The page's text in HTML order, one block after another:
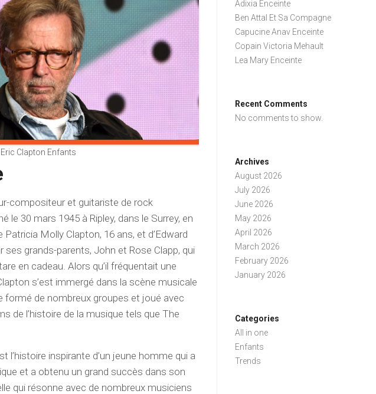
Eric Clapton Enfants
compositeur et guitariste de rock
le 30 mars 1945 à Ripley, dans le Surrey, en
Molly Clapton, 16 ans, et d’Edward
ses grands-parents, John et Rose Clapp, qui
en cadeau. Alors qu’il fréquentait une
s’est immergé dans la scène musicale
formé de nombreux groupes et joué avec
de l’histoire de la musique tels que The
l’histoire inspirante d’un jeune homme qui a
et a obtenu un grand succès dans son
qui résonne avec de nombreux musiciens
Adixia Enceinte
Ben Attal Et Sa Compagne
Capucine Anav Enceinte
Copain Victoria Mehault
Lea Mary Enceinte
Recent Comments
No comments to show.
Archives
August 2026
July 2026
June 2026
May 2026
April 2026
March 2026
February 2026
January 2026
Categories
All in one
Enfants
Trends